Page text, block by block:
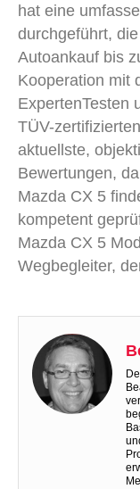
hat eine
durchgeführt,
Autoankauf bis
Kooperation mit
ExpertenTesten
TÜV-
aktuellste,
Bewertungen,
Mazda CX 5
kompetent
Mazda CX 5
Wegbegleiter,